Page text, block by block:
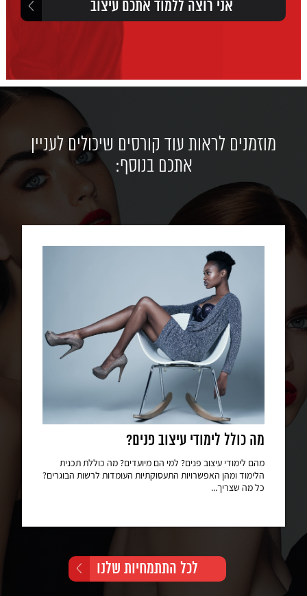
מוזמנים לראות עוד קורסים שיכולים לעניין
אתכם בנוסף:
מה כולל לימודי עיצוב פנים?
מהם לימודי עיצוב פנים? למי הם מיועדים? מה כוללת תכנית
הלימוד ומהן האפשרויות התעסוקתיות העומדות לרשות הבוגרים?
כל מה שצריך...
לכל התתמחיות שלנו